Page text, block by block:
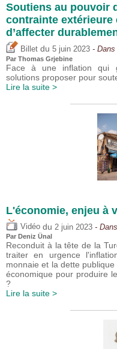
Soutiens au pouvoir
contrainte extérieure
d’affecter
Billet du 5 juin 2023 -
Par Thomas Grjebine
Face à une inflation qui
solutions proposer pour
Lire la suite >
L'économie, enjeu à
Vidéo du 2 juin 2023 -
Par Deniz Ünal
Reconduit à la tête de la
traiter en urgence
monnaie et la dette
économique pour produire
?
Lire la suite >